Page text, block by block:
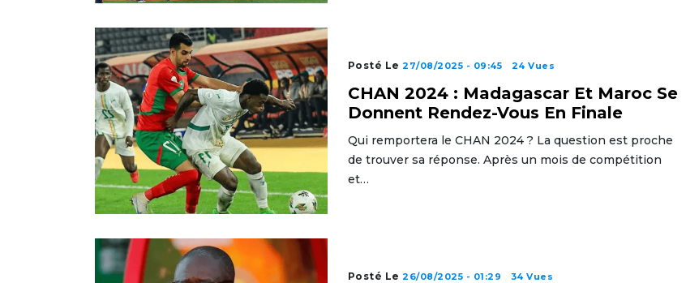
Posté Le27/08/2025 - 09:45 24 Vues
CHAN 2024 : Madagascar Et Maroc Se
Donnent Rendez-Vous En Finale
Qui remportera le CHAN 2024 ? La question est proche
de trouver sa réponse. Après un mois de compétition
et…
Posté Le26/08/2025 - 01:29 34 Vues